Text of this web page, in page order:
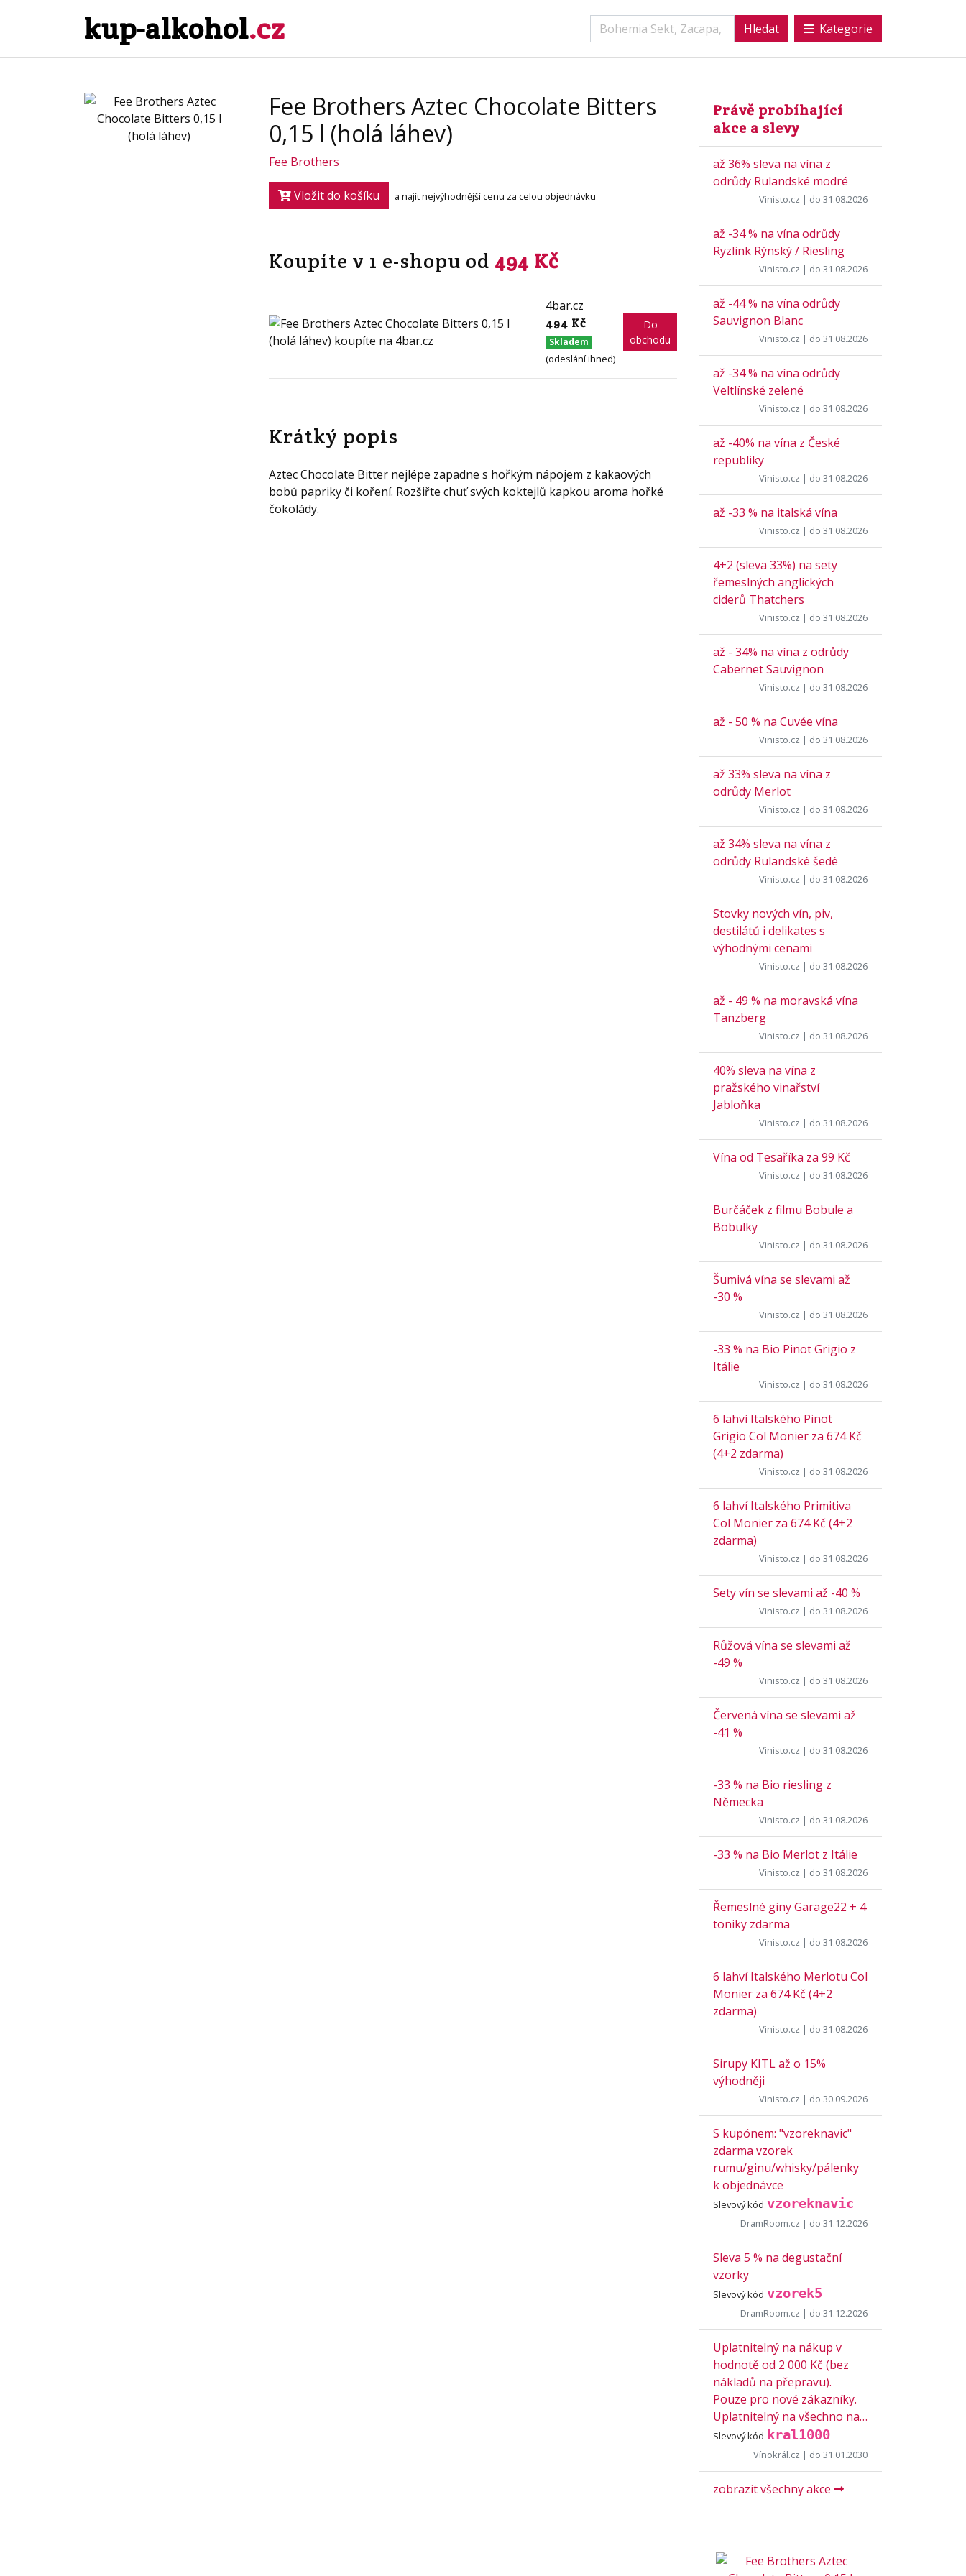
kup-alkohol.cz Kategorie
Fee Brothers Aztec Chocolate Bitters
0,15 l (holá láhev)
Fee Brothers
Vložit do košíku a najít nejvýhodnější cenu za celou objednávku
Koupíte v 1 e-shopu od 494 Kč
4bar.cz
494 Kč
Skladem
(odeslání ihned)
Do
obchodu
Krátký popis
Aztec Chocolate Bitter nejlépe zapadne s hořkým nápojem z kakaových
bobů papriky či koření. Rozšiřte chuť svých koktejlů kapkou aroma hořké
čokolády.
Právě probíhající
akce a slevy
až 36% sleva na vína z
odrůdy Rulandské modré
Vinisto.cz | do 31.08.2026
až -34 % na vína odrůdy
Ryzlink Rýnský / Riesling
Vinisto.cz | do 31.08.2026
až -44 % na vína odrůdy
Sauvignon Blanc
Vinisto.cz | do 31.08.2026
až -34 % na vína odrůdy
Veltlínské zelené
Vinisto.cz | do 31.08.2026
až -40% na vína z České
republiky
Vinisto.cz | do 31.08.2026
až -33 % na italská vína
Vinisto.cz | do 31.08.2026
4+2 (sleva 33%) na sety
řemeslných anglických
ciderů Thatchers
Vinisto.cz | do 31.08.2026
až - 34% na vína z odrůdy
Cabernet Sauvignon
Vinisto.cz | do 31.08.2026
až - 50 % na Cuvée vína
Vinisto.cz | do 31.08.2026
až 33% sleva na vína z
odrůdy Merlot
Vinisto.cz | do 31.08.2026
až 34% sleva na vína z
odrůdy Rulandské šedé
Vinisto.cz | do 31.08.2026
Stovky nových vín, piv,
destilátů i delikates s
výhodnými cenami
Vinisto.cz | do 31.08.2026
až - 49 % na moravská vína
Tanzberg
Vinisto.cz | do 31.08.2026
40% sleva na vína z
pražského vinařství
Jabloňka
Vinisto.cz | do 31.08.2026
Vína od Tesaříka za 99 Kč
Vinisto.cz | do 31.08.2026
Burčáček z filmu Bobule a
Bobulky
Vinisto.cz | do 31.08.2026
Šumivá vína se slevami až
-30 %
Vinisto.cz | do 31.08.2026
-33 % na Bio Pinot Grigio z
Itálie
Vinisto.cz | do 31.08.2026
6 lahví Italského Pinot
Grigio Col Monier za 674 Kč
(4+2 zdarma)
Vinisto.cz | do 31.08.2026
6 lahví Italského Primitiva
Col Monier za 674 Kč (4+2
zdarma)
Vinisto.cz | do 31.08.2026
Sety vín se slevami až -40 %
Vinisto.cz | do 31.08.2026
Růžová vína se slevami až
-49 %
Vinisto.cz | do 31.08.2026
Červená vína se slevami až
-41 %
Vinisto.cz | do 31.08.2026
-33 % na Bio riesling z
Německa
Vinisto.cz | do 31.08.2026
-33 % na Bio Merlot z Itálie
Vinisto.cz | do 31.08.2026
Řemeslné giny Garage22 + 4
toniky zdarma
Vinisto.cz | do 31.08.2026
6 lahví Italského Merlotu Col
Monier za 674 Kč (4+2
zdarma)
Vinisto.cz | do 31.08.2026
Sirupy KITL až o 15%
výhodněji
Vinisto.cz | do 30.09.2026
S kupónem: "vzoreknavic"
zdarma vzorek
rumu/ginu/whisky/pálenky
k objednávce
Slevový kód vzoreknavic
DramRoom.cz | do 31.12.2026
Sleva 5 % na degustační
vzorky
Slevový kód vzorek5
DramRoom.cz | do 31.12.2026
Uplatnitelný na nákup v
hodnotě od 2 000 Kč (bez
nákladů na přepravu).
Pouze pro nové zákazníky.
Uplatnitelný na všechno na…
Slevový kód kral1000
Vínokrál.cz | do 31.01.2030
zobrazit všechny akce